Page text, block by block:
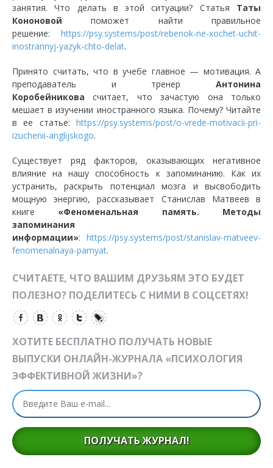
занятия. Что делать в этой ситуации? Статья Таты
Кононовойпоможет найти правильное
решение: https://psy.systems/post/rebenok-ne-xochet-uchit-
inostrannyj-yazyk-chto-delat.
Принято считать, что в учебе главное — мотивация. А
преподаватель и тренер Антонина
Коробейникова считает, что зачастую она только
мешает в изучении иностранного языка. Почему? Читайте
в ее статье: https://psy.systems/post/o-vrede-motivacii-pri-
izuchenii-anglijskogo.
Существует ряд факторов, оказывающих негативное
влияние на нашу способность к запоминанию. Как их
устранить, раскрыть потенциал мозга и высвободить
мощную энергию, рассказывает Станислав Матвеев в
книге «Феноменальная память. Методы
запоминания
информации»: https://psy.systems/post/stanislav-matveev-
fenomenalnaya-pamyat.
СЧИТАЕТЕ, ЧТО ВАШИМ ДРУЗЬЯМ ЭТО БУДЕТ
ПОЛЕЗНО? ПОДЕЛИТЕСЬ С НИМИ В СОЦСЕТЯХ!
ХОТИТЕ БЕСПЛАТНО ПОЛУЧАТЬ НОВЫЕ
ВЫПУСКИ ОНЛАЙН-ЖУРНАЛА «ПСИХОЛОГИЯ
ЭФФЕКТИВНОЙ ЖИЗНИ»?
ПОЛУЧАТЬ ЖУРНАЛ!